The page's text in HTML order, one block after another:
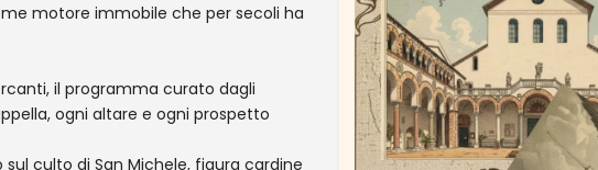
motore immobile che per secoli ha
il programma curato dagli
ogni altare e ogni prospetto
culto di San Michele, figura cardine